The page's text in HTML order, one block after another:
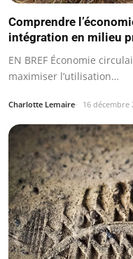
Comprendre
intégration en milieu
EN BREF Économie
maximiser l’utilisation…
Charlotte Lemaire 16 décembre